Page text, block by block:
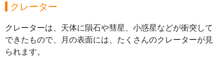
クレーター
クレーターは、天体に隕石や彗星、小惑星などが衝突して
できたもので、月の表面には、たくさんのクレーターが見
られます。